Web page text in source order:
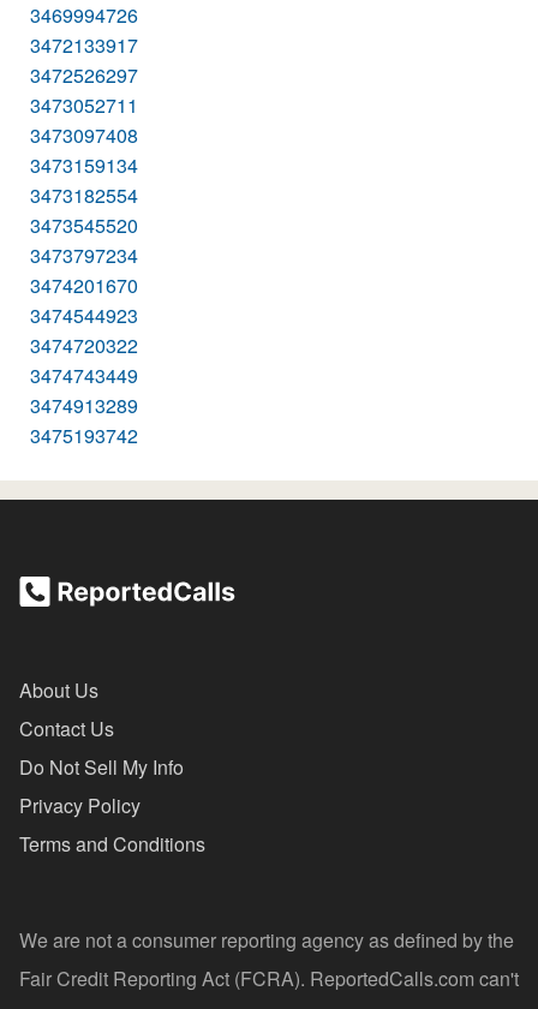
3469994726
3472133917
3472526297
3473052711
3473097408
3473159134
3473182554
3473545520
3473797234
3474201670
3474544923
3474720322
3474743449
3474913289
3475193742
About Us
Contact Us
Do Not Sell My Info
Privacy Policy
Terms and Conditions
We are not a consumer reporting agency as defined by the
Fair Credit Reporting Act (FCRA). ReportedCalls.com can't